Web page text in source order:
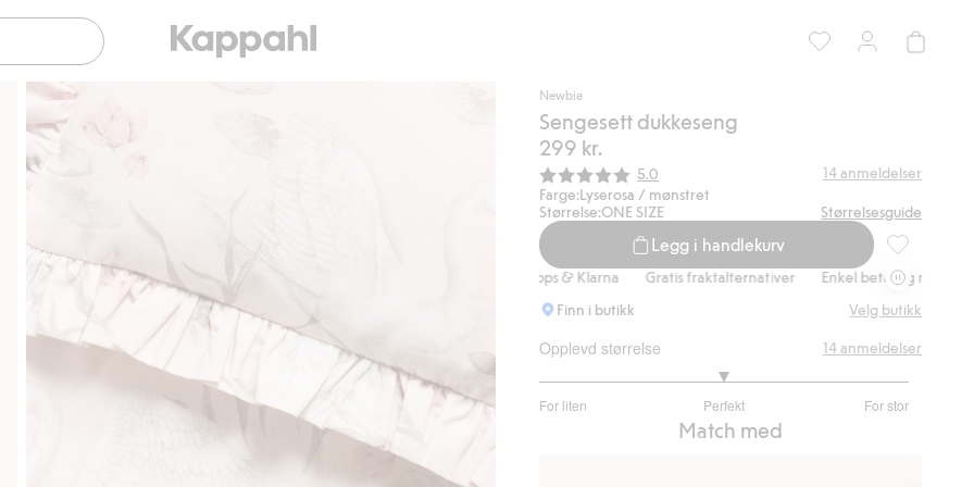
Newbie
Sengesett dukkeseng
299 kr.
Gjennomsnittskarakter:
5.0 14anmeldelser
Farge:Lyserosa / mønstret
Størrelse:ONE SIZE Størrelsesguide
Legg i handlekurv
Sengesett
Enkel betaling med Vipps & Klarna Gratis fraktalternativer
Enkel betaling med Vipps &
Finn i butikk
Velg butikk
Opplevd størrelse
For liten Perfekt For stor
av
14anmeldelser
Match med